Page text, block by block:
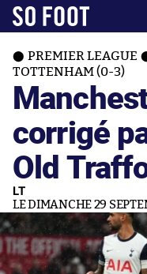
PREMIER LEAGUE
TOTTENHAM (0-3)
corrigé
Old
LT
LE DIMANCHE 29